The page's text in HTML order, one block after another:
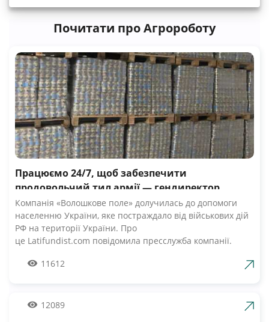
Почитати про Агророботу
Працюємо 24/7, щоб забезпечити
продовольчий тил армії — гендиректор
компанії Волошкове поле
Компанія «Волошкове поле» долучилась до допомоги
населенню України, яке постраждало від військових дій
РФ на території України. Про
це Latifundist.com повідомила пресслужба компанії.
Вже шосту добу наші Збройні Сили героїчно стримують
армії», — зазначив Андрій Табалов, генеральний
11612
12089